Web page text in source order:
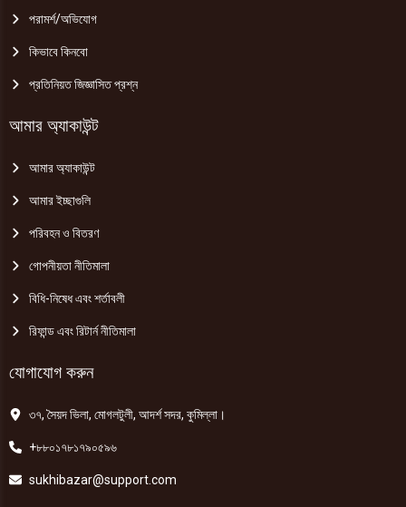
পরামর্শ/অভিযোগ
কিভাবে কিনবো
প্রতিনিয়ত জিজ্ঞাসিত প্রশ্ন
আমার অ্যাকাউন্ট
আমার অ্যাকাউন্ট
আমার ইচ্ছাগুলি
পরিবহন ও বিতরণ
গোপনীয়তা নীতিমালা
বিধি-নিষেধ এবং শর্তাবলী
রিফান্ড এবং রিটার্ন নীতিমালা
যোগাযোগ করুন
৩৭, সৈয়দ ভিলা, মোগলটুলী, আদর্শ সদর, কুমিল্লা।
+৮৮০১৭৮১৭৯০৫৯৬
sukhibazar@support.com